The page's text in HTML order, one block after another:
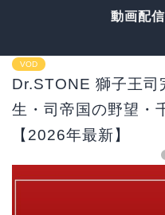
動画配
VOD
Dr.STONE 獅子王司
生・司帝国の野望・
【2026年最新】